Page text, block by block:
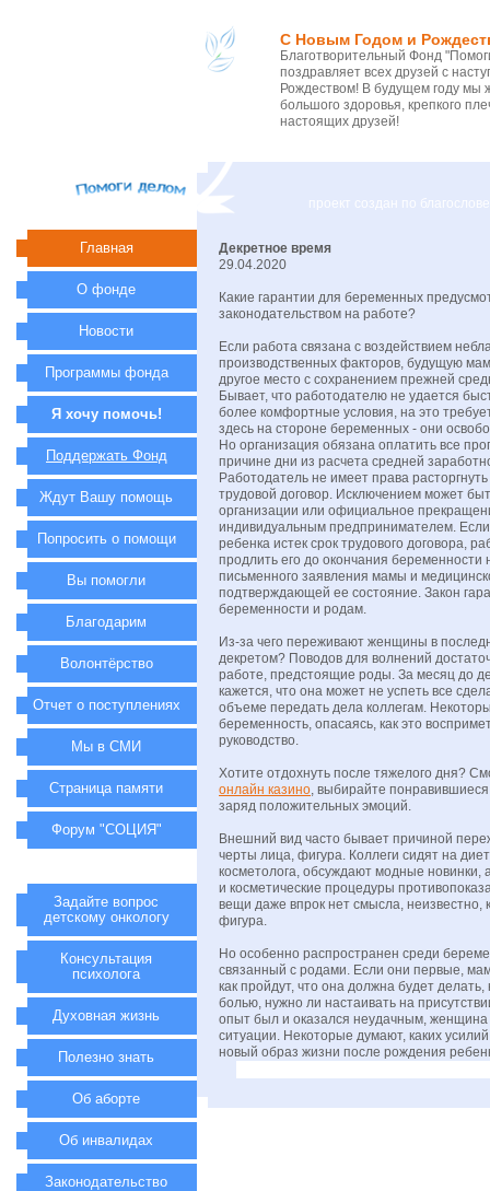
С Новым Годом и
Благотворительный Фонд
поздравляет всех друзей с
Рождеством! В будущем году
большого здоровья, крепкого
настоящих друзей!
проект создан по
Декретное время
29.04.2020
Какие гарантии для беременных
законодательством на работе?
Если работа связана с воздействием
производственных факторов, будущую
другое место с сохранением прежней
Бывает, что работодателю не удается
более комфортные условия, на это
здесь на стороне беременных - они
Но организация обязана оплатить все
причине дни из расчета средней
Работодатель не имеет права
трудовой договор. Исключением может
организации или официальное
индивидуальным предпринимателем.
ребенка истек срок трудового договора,
продлить его до окончания беременности
письменного заявления мамы и
подтверждающей ее состояние. Закон
беременности и родам.
Из-за чего переживают женщины в
декретом? Поводов для волнений
работе, предстоящие роды. За месяц до
кажется, что она может не успеть все
объеме передать дела коллегам.
беременность, опасаясь, как это
руководство.
Хотите отдохнуть после тяжелого дня?
онлайн казино, выбирайте
заряд положительных эмоций.
Внешний вид часто бывает причиной
черты лица, фигура. Коллеги сидят на
косметолога, обсуждают модные новинки,
и косметические процедуры
вещи даже впрок нет смысла, неизвестно,
фигура.
Но особенно распространен среди
связанный с родами. Если они первые,
как пройдут, что она должна будет делать,
болью, нужно ли настаивать на
опыт был и оказался неудачным, женщина
ситуации. Некоторые думают, каких
новый образ жизни после рождения
Главная
О фонде
Новости
Программы фонда
Я хочу помочь!
Поддержать Фонд
Ждут Вашу помощь
Попросить о помощи
Вы помогли
Благодарим
Волонтёрство
Отчет о поступлениях
Мы в СМИ
Страница памяти
Форум "СОЦИЯ"
Задайте вопрос
детскому онкологу
Консультация
психолога
Духовная жизнь
Полезно знать
Об аборте
Об инвалидах
Законодательство